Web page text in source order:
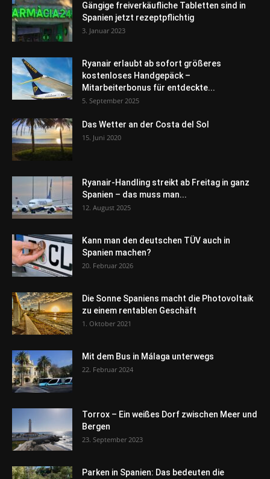
Gängige freiverkäufliche Tabletten sind in
Spanien jetzt rezeptpflichtig
3. Januar 2023
Ryanair erlaubt ab sofort größeres
kostenloses Handgepäck –
Mitarbeiterbonus für entdeckte...
5. September 2025
Das Wetter an der Costa del Sol
15. Juni 2020
Ryanair-Handling streikt ab Freitag in ganz
Spanien – das muss man...
12. August 2025
Kann man den deutschen TÜV auch in
Spanien machen?
20. Februar 2026
Die Sonne Spaniens macht die Photovoltaik
zu einem rentablen Geschäft
1. Oktober 2021
Mit dem Bus in Málaga unterwegs
22. Februar 2024
Torrox – Ein weißes Dorf zwischen Meer und
Bergen
23. September 2023
Parken in Spanien: Das bedeuten die